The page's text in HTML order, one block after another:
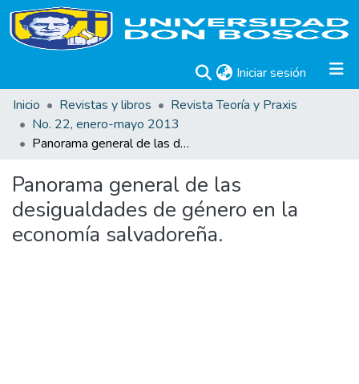
Iniciar sesión (current)
Inicio
Revistas y libros
Revista Teoría y Praxis
No. 22, enero-mayo 2013
Panorama general de las desigualdades de género en la economía salvadoreña.
Panorama general de las
desigualdades de género en la
economía salvadoreña.